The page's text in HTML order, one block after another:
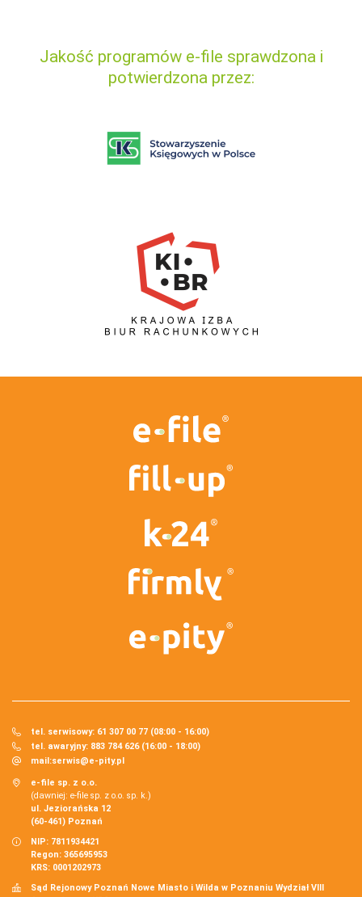
Jakość programów e-file sprawdzona i
potwierdzona przez:
tel. serwisowy: 61 307 00 77 (08:00 - 16:00)
tel. awaryjny: 883 784 626 (16:00 - 18:00)
mail:serwis@e-pity.pl
e-file sp. z o.o.
(dawniej: e-file sp. z o.o. sp. k.)
ul. Jeziorańska 12
(60-461) Poznań
NIP: 7811934421
Regon: 365695953
KRS: 0001202973
Sąd Rejonowy Poznań Nowe Miasto i Wilda w Poznaniu Wydział VIII